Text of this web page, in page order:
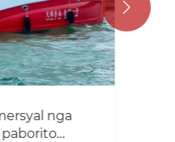
nga
paborito
